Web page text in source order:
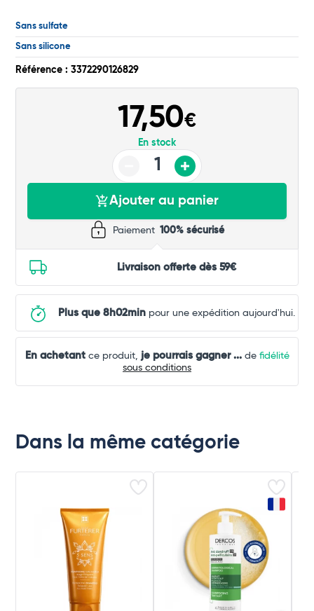
Sans sulfate
Sans silicone
Référence : 3372290126829
17,50€
En stock
Ajouter au panier
Paiement 100% sécurisé
Livraison offerte dès 59€
Plus que 8h02min pour une expédition aujourd'hui.
En achetantce produit, je pourrais gagner ...de fidélité
sous conditions
Dans la même catégorie